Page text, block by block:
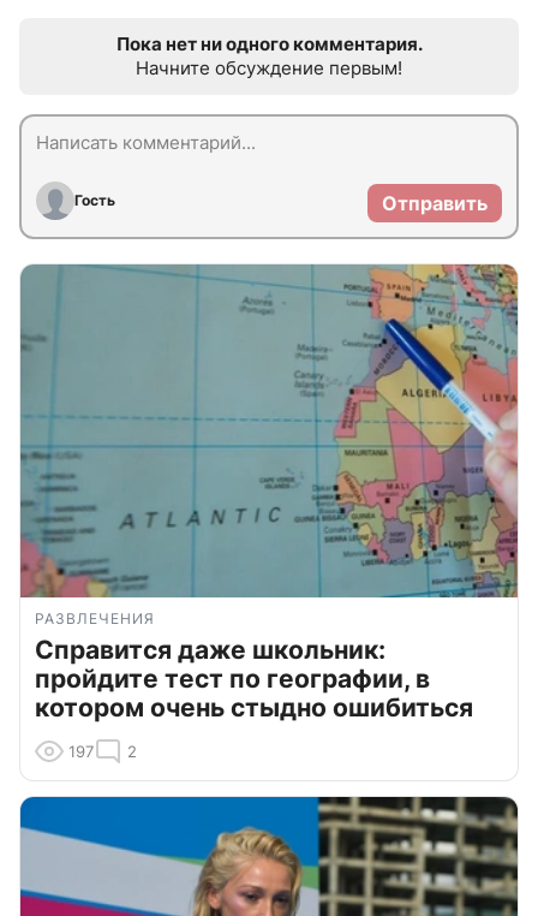
Пока нет ни одного комментария.
Начните обсуждение первым!
Гость Отправить
РАЗВЛЕЧЕНИЯ
Справится даже школьник:
пройдите тест по географии, в
котором очень стыдно ошибиться
197 2